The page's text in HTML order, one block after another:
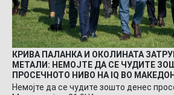
КРИВА ПАЛАНКА И ОКОЛИНАТА
МЕТАЛИ: НЕМОЈТЕ ДА СЕ ЧУДИТЕ
ПРОСЕЧНОТО НИВО НА IQ ВО
Немојте да се чудите зошто денес